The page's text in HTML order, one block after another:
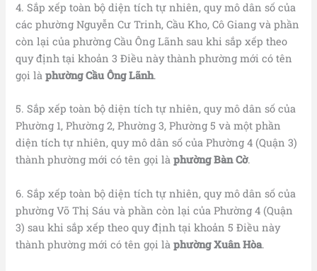
4. Sắp xếp toàn bộ diện tích tự nhiên, quy mô dân số của
các phường Nguyễn Cư Trinh, Cầu Kho, Cô Giang và phần
còn lại của phường Cầu Ông Lãnh sau khi sắp xếp theo
quy định tại khoản 3 Điều này thành phường mới có tên
gọi làphường Cầu Ông Lãnh.
5. Sắp xếp toàn bộ diện tích tự nhiên, quy mô dân số của
Phường 1, Phường 2, Phường 3, Phường 5 và một phần
diện tích tự nhiên, quy mô dân số của Phường 4 (Quận 3)
thành phường mới có tên gọi làphường Bàn Cờ.
6. Sắp xếp toàn bộ diện tích tự nhiên, quy mô dân số của
phường Võ Thị Sáu và phần còn lại của Phường 4 (Quận
3) sau khi sắp xếp theo quy định tại khoản 5 Điều này
thành phường mới có tên gọi làphường Xuân Hòa.